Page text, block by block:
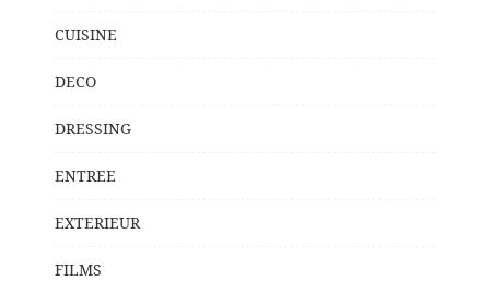
CUISINE
DECO
DRESSING
ENTREE
EXTERIEUR
FILMS